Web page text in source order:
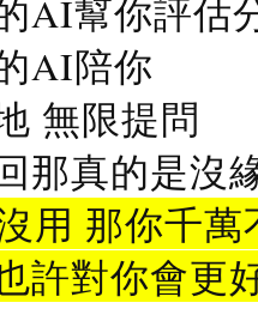
AI幫你評估
AI陪你
無限提問
那真的是沒
用 那你千
許對你會更